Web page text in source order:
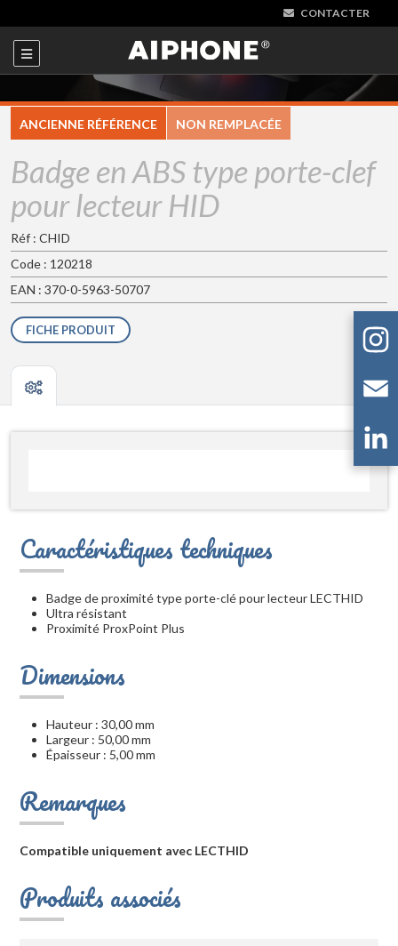
CONTACTER
ANCIENNE RÉFÉRENCE NON REMPLACÉE
Badge en ABS type porte-clef
pour lecteur HID
Réf : CHID
Code : 120218
EAN : 370-0-5963-50707
FICHE PRODUIT
Caractéristiques techniques
Badge de proximité type porte-clé pour lecteur LECTHID
Ultra résistant
Proximité ProxPoint Plus
Dimensions
Hauteur : 30,00 mm
Largeur : 50,00 mm
Épaisseur : 5,00 mm
Remarques
Compatible uniquement avec LECTHID
Produits associés